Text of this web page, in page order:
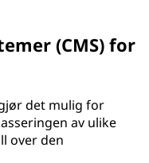
(CMS) for
det mulig for
av ulike
over den